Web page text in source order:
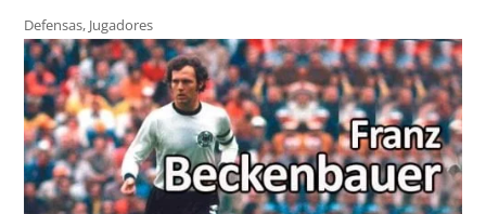
Defensas, Jugadores